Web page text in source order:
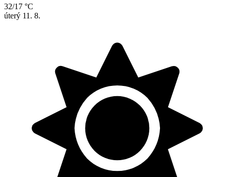
32/17 °C
úterý 11. 8.